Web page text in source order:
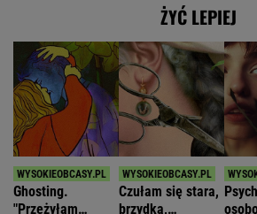
ŻYĆ LEPIEJ
Ghosting.
"Przeżyłam
Czułam się stara,
brzydka,